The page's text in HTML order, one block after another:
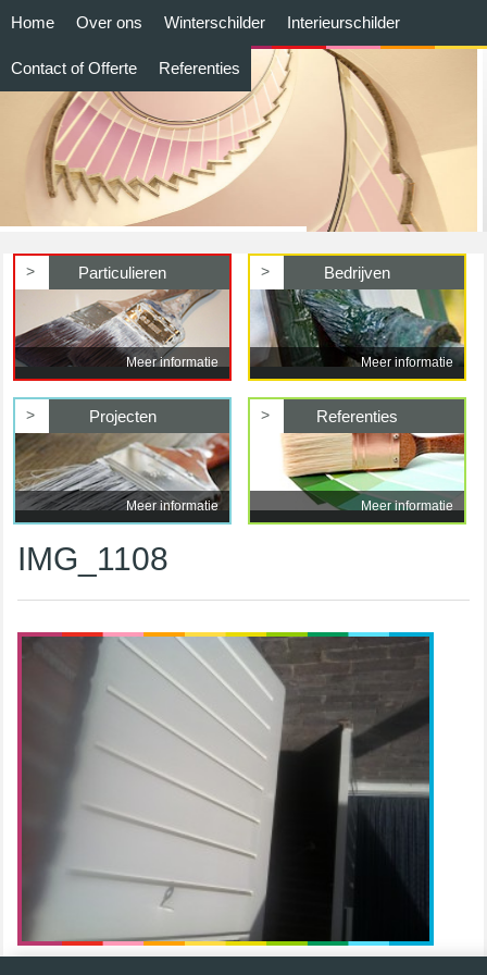
Home Over ons Winterschilder Interieurschilder
Contact of Offerte Referenties
> Particulieren
Meer informatie
> Bedrijven
Meer informatie
> Projecten
Meer informatie
> Referenties
Meer informatie
IMG_1108